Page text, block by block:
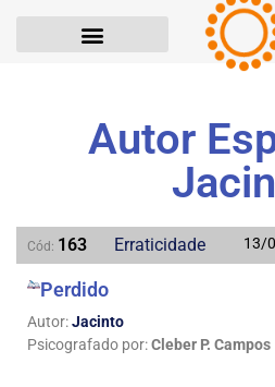
Autor
Cód: 163 Erraticidade 13/
Perdido
Autor:Jacinto
Psicografado por:Cleber P. Campos